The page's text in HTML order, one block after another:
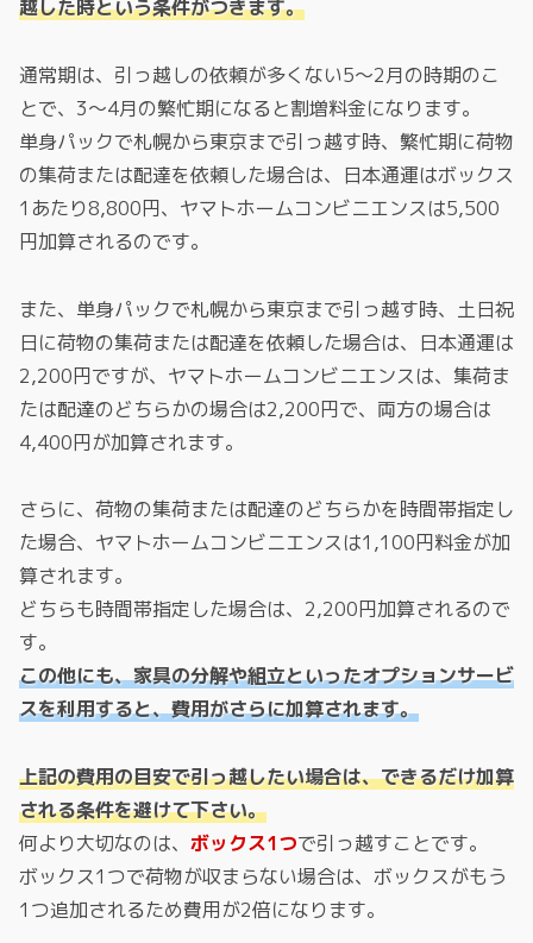
越した時という条件がつきます。
通常期は、引っ越しの依頼が多くない5～2月の時期のこ
とで、3～4月の繁忙期になると割増料金になります。
単身パックで札幌から東京まで引っ越す時、繁忙期に荷物
の集荷または配達を依頼した場合は、日本通運はボックス
1あたり8,800円、ヤマトホームコンビニエンスは5,500
円加算されるのです。
また、単身パックで札幌から東京まで引っ越す時、土日祝
日に荷物の集荷または配達を依頼した場合は、日本通運は
2,200円ですが、ヤマトホームコンビニエンスは、集荷ま
たは配達のどちらかの場合は2,200円で、両方の場合は
4,400円が加算されます。
さらに、荷物の集荷または配達のどちらかを時間帯指定し
た場合、ヤマトホームコンビニエンスは1,100円料金が加
算されます。
どちらも時間帯指定した場合は、2,200円加算されるので
す。
この他にも、家具の分解や組立といったオプションサービ
スを利用すると、費用がさらに加算されます。
上記の費用の目安で引っ越したい場合は、できるだけ加算
される条件を避けて下さい。
何より大切なのは、 ボックス1つで引っ越すことです。
ボックス1つで荷物が収まらない場合は、ボックスがもう
1つ追加されるため費用が2倍になります。